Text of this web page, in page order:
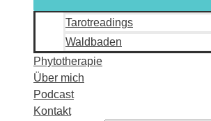
Tarotreadings
Waldbaden
Phytotherapie
Über mich
Podcast
Kontakt